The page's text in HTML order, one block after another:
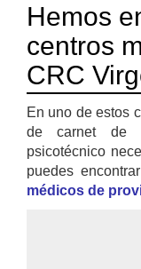
Hemos
centros
CRC
En uno de estos
de carnet de
psicotécnico
puedes
médicos de